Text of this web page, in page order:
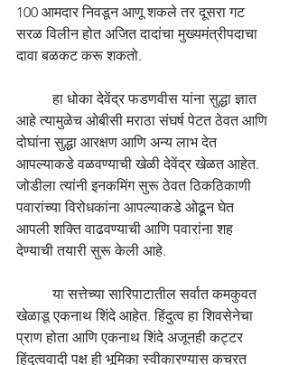
100 आमदार निवडून आणू शकले तर दूसरा गट
सरळ विलीन होत अजित दादांचा मुख्यमंत्रीपदाचा
दावा बळकट करू शकतो.
	हा धोका देवेंद्र फडणवीस यांना सुद्धा ज्ञात
आहे त्यामुळेच ओबीसी मराठा संघर्ष पेटत ठेवत आणि
दोघांना सुद्धा आरक्षण आणि अन्य लाभ देत
आपल्याकडे वळवण्याची खेळी देवेंद्र खेळत आहेत.
जोडीला त्यांनी इनकमिंग सुरू ठेवत ठिकठिकाणी
पवारांच्या विरोधकांना आपल्याकडे ओढून घेत
आपली शक्ति वाढवण्याची आणि पवारांना शह
देण्याची तयारी सुरू केली आहे.
	या सत्तेच्या सारिपाटातील सर्वात कमकुवत
खेळाडू एकनाथ शिंदे आहेत. हिंदुत्व हा शिवसेनेचा
प्राण होता आणि एकनाथ शिंदे अजूनही कट्टर
हिंदुत्ववादी पक्ष ही भूमिका स्वीकारण्यास कचरत